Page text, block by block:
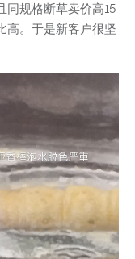
同规格断草卖价高15
高。于是新客户很坚